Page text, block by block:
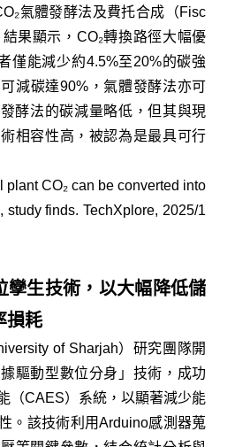
氣體發酵法及費托合成（Fisc
果顯示，CO₂轉換路徑大幅優
僅能減少約4.5%至20%的碳強
減碳達90%，氣體發酵法亦可
酵法的碳減量略低，但其與現
相容性高，被認為是最具可行
plant CO₂ can be converted into
study finds. TechXplore, 2025/1
孿生技術，以大幅降低儲
損耗
of Sharjah）研究團隊開
驅動型數位分身」技術，成功
（CAES）系統，以顯著減少能
。該技術利用Arduino感測器蒐